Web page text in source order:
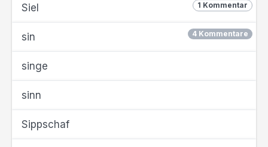
1 Kommentar
Siel
4 Kommentare
sin
singe
sinn
Sippschaf